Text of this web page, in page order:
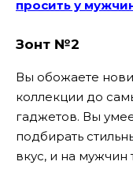
просить у
Зонт №2
Вы обожаете
коллекции до
гаджетов. Вы
подбирать
вкус, и на мужчин